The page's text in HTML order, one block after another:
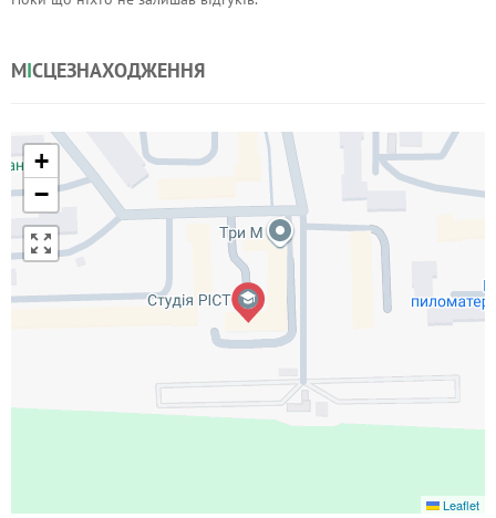
МІСЦЕЗНАХОДЖЕННЯ
+
−
Leaflet